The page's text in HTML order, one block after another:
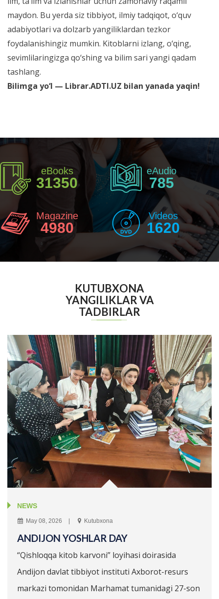
maydon. Bu yerda siz tibbiyot, ilmiy tadqiqot, o‘quv
adabiyotlari va dolzarb yangiliklardan tezkor
foydalanishingiz mumkin. Kitoblarni izlang, o‘qing,
sevimlilaringizga qo‘shing va bilim sari yangi qadam
tashlang.
Bilimga yo‘l — Librar.ADTI.UZ bilan yanada yaqin!
eBooks
31350
eAudio
785
Magazine
4980
Videos
1620
KUTUBXONA
YANGILIKLAR VA
TADBIRLAR
NEWS
May 08, 2026 Kutubxona
ANDIJON YOSHLAR DAY
“Qishloqqa kitob karvoni” loyihasi doirasida
Andijon davlat tibbiyot instituti Axborot-resurs
markazi tomonidan Marhamat tumanidagi 27-son